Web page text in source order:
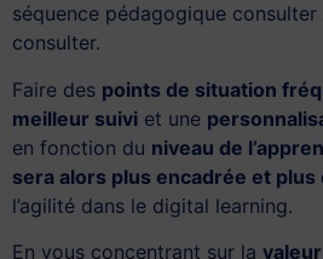
séquence pédagogique
consulter.
Faire des points de situation
meilleur suivi et une
en fonction du niveau de
sera alors plus encadrée et plus
l’agilité dans le digital learning.
En vous concentrant sur la